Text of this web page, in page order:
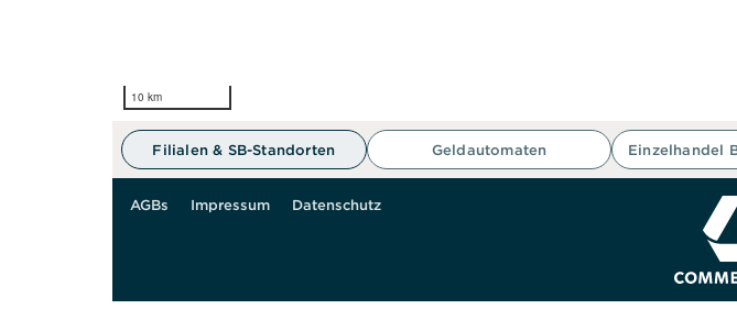
10 km
Filialen & SB-Standorten Geldautomaten Einzelhandel
AGBs Impressum Datenschutz